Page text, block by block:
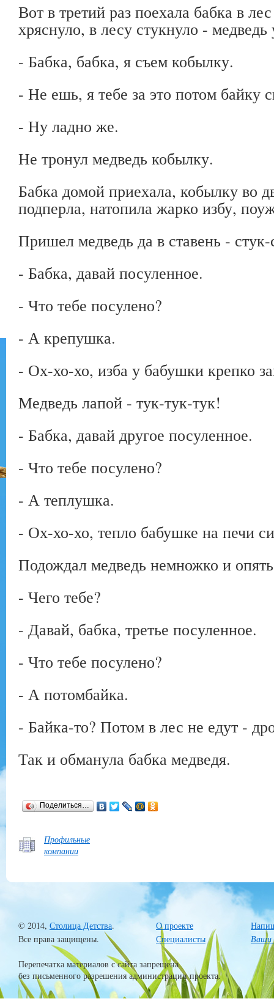
Вот в третий раз поехала бабка в
хряснуло, в лесу стукнуло - медведь
- Бабка, бабка, я съем кобылку.
- Не ешь, я тебе за это потом байку
- Ну ладно же.
Не тронул медведь кобылку.
Бабка домой приехала, кобылку во
подперла, натопила жарко избу,
Пришел медведь да в ставень -
- Бабка, давай посуленное.
- Что тебе посулено?
- А крепушка.
- Ох-хо-хо, изба у бабушки крепко
Медведь лапой - тук-тук-тук!
- Бабка, давай другое посуленное.
- Что тебе посулено?
- А теплушка.
- Ох-хо-хо, тепло бабушке на печи
Подождал медведь немножко и
- Чего тебе?
- Давай, бабка, третье посуленное.
- Что тебе посулено?
- А потомбайка.
- Байка-то? Потом в лес не едут -
Так и обманула бабка медведя.
Поделиться…
Профильные
компании
© 2014, Столица Детства.
Все права защищены.
О проекте
Специалисты
Ваши
Перепечатка материалов с сайта запрещена
без письменного разрешения администрации проекта.